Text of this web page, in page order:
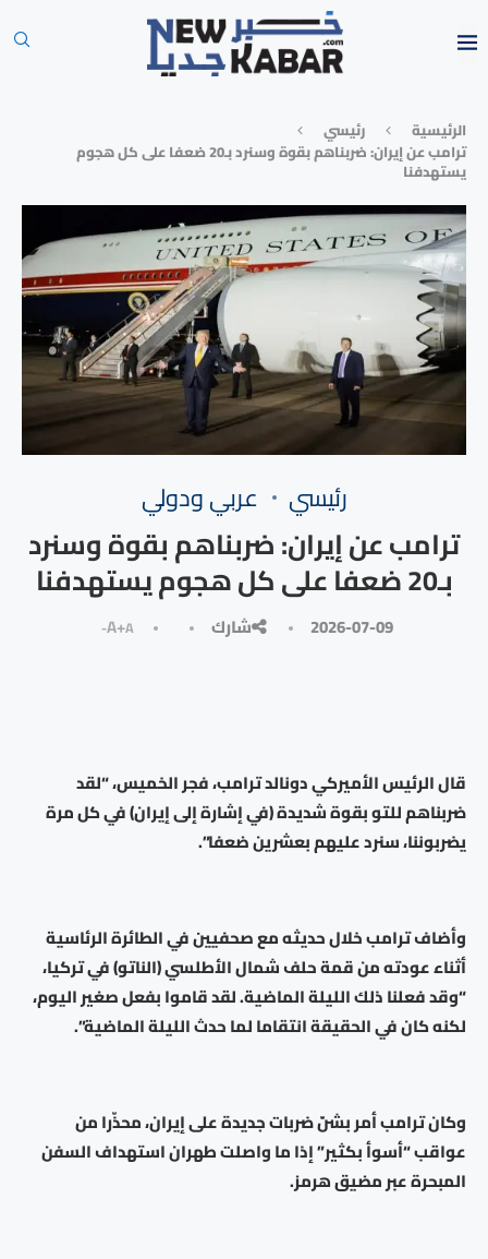
الرئيسية
رئيسي
ترامب عن إيران: ضربناهم بقوة وسنرد بـ20 ضعفا على كل هجوم
يستهدفنا
رئيسي ⁠عربي ودولي
ترامب عن إيران: ضربناهم بقوة وسنرد
بـ20 ضعفا على كل هجوم يستهدفنا
2026-07-09 شارك A+A-
قال الرئيس الأميركي دونالد ترامب، فجر الخميس، “لقد
ضربناهم للتو بقوة شديدة (في إشارة إلى إيران) في كل مرة
يضربوننا، سنرد عليهم بعشرين ضعفا”.
وأضاف ترامب خلال حديثه مع صحفيين في الطائرة الرئاسية
أثناء عودته من قمة حلف شمال الأطلسي (الناتو) في تركيا،
“وقد فعلنا ذلك الليلة الماضية. لقد قاموا بفعل صغير اليوم،
لكنه كان في الحقيقة انتقاما لما حدث الليلة الماضية”.
وكان ترامب أمر بشنّ ضربات جديدة على إيران، محذّرا من
عواقب “أسوأ بكثير” إذا ما واصلت طهران استهداف السفن
المبحرة عبر مضيق هرمز.